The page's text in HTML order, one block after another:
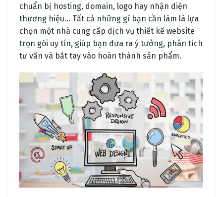
chuẩn bị hosting, domain, logo hay nhận diện
thương hiệu… Tất cả những gì bạn cần làm là lựa
chọn một nhà cung cấp dịch vụ thiết kế website
trọn gói uy tín, giúp bạn đưa ra ý tưởng, phân tích
tư vấn và bắt tay vào hoàn thành sản phẩm.